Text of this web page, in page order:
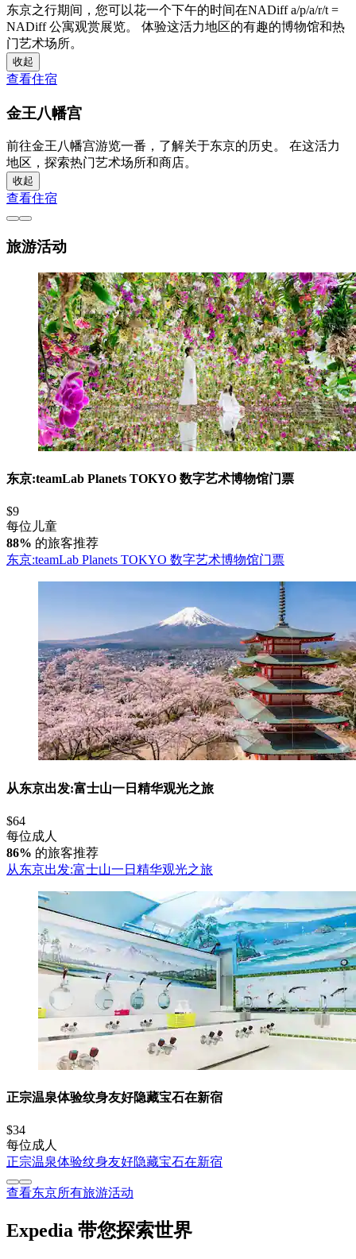
东京之行期间，您可以花一个下午的时间在NADiff a/p/a/r/t =
NADiff 公寓观赏展览。 体验这活力地区的有趣的博物馆和热
门艺术场所。
收起
查看住宿
金王八幡宫
前往金王八幡宫游览一番，了解关于东京的历史。 在这活力
地区，探索热门艺术场所和商店。
收起
查看住宿
旅游活动
东京:teamLab Planets TOKYO 数字艺术博物馆门票
$9
每位儿童
88% 的旅客推荐
东京:teamLab Planets TOKYO 数字艺术博物馆门票
从东京出发:富士山一日精华观光之旅
$64
每位成人
86% 的旅客推荐
从东京出发:富士山一日精华观光之旅
正宗温泉体验纹身友好隐藏宝石在新宿
$34
每位成人
正宗温泉体验纹身友好隐藏宝石在新宿
查看东京所有旅游活动
Expedia 带您探索世界